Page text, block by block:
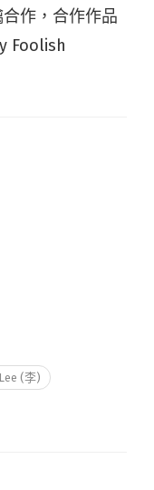
作，合作作品
Foolish
(李)